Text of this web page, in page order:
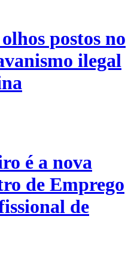
postos no
ilegal
é a nova
de Emprego
de